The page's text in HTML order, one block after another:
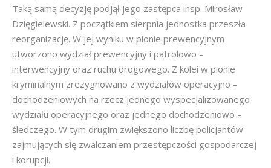
Taką samą decyzję podjął jego zastępca insp. Mirosław
Dzięgielewski. Z początkiem sierpnia jednostka przeszła
reorganizację. W jej wyniku w pionie prewencyjnym
utworzono wydział prewencyjny i patrolowo –
interwencyjny oraz ruchu drogowego. Z kolei w pionie
kryminalnym zrezygnowano z wydziałów operacyjno –
dochodzeniowych na rzecz jednego wyspecjalizowanego
wydziału operacyjnego oraz jednego dochodzeniowo –
śledczego. W tym drugim zwiększono liczbę policjantów
zajmujących się zwalczaniem przestępczości gospodarczej
i korupcji.